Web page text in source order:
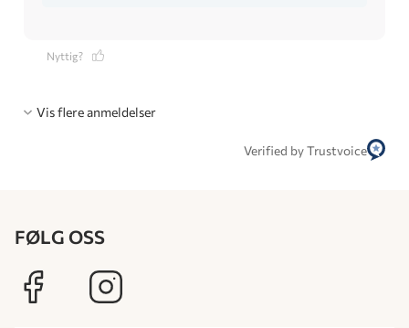
Nyttig?
Vis flere anmeldelser
Verified by Trustvoice
FØLG OSS